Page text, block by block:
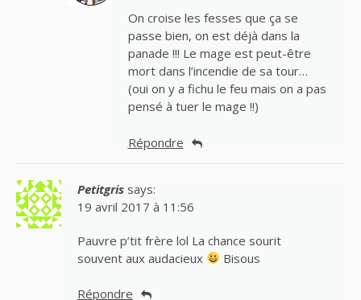
On croise les fesses que ça se
passe bien, on est déjà dans la
panade !!! Le mage est peut-être
mort dans l’incendie de sa tour…
(oui on y a fichu le feu mais on a pas
pensé à tuer le mage !!)
Répondre
Petitgris says:
19 avril 2017 à 11:56
Pauvre p’tit frère lol La chance sourit
souvent aux audacieux
Bisous
Répondre